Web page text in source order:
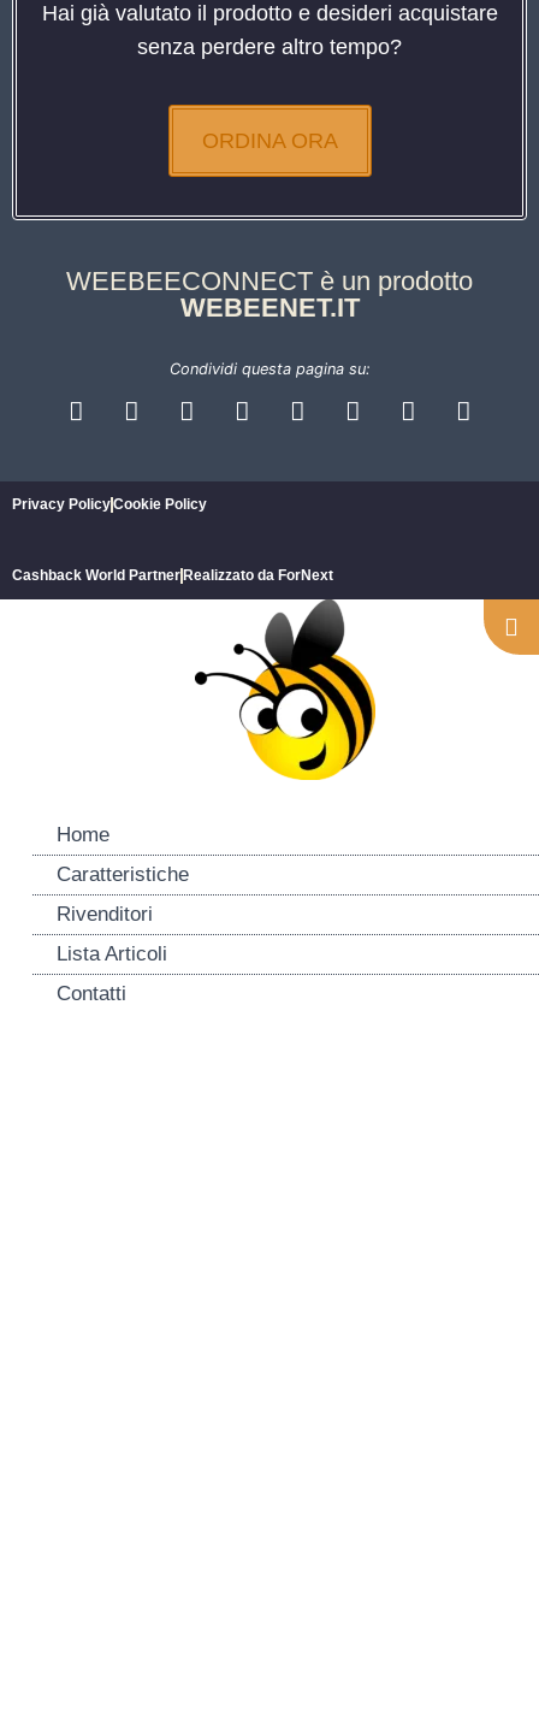
Hai già valutato il prodotto e desideri acquistare
senza perdere altro tempo?
ORDINA ORA
WEEBEECONNECT è un prodotto
WEBEENET.IT
Condividi questa pagina su:
Privacy PolicyCookie Policy
Cashback World Partner Realizzato da ForNext
Home
Caratteristiche
Rivenditori
Lista Articoli
Contatti